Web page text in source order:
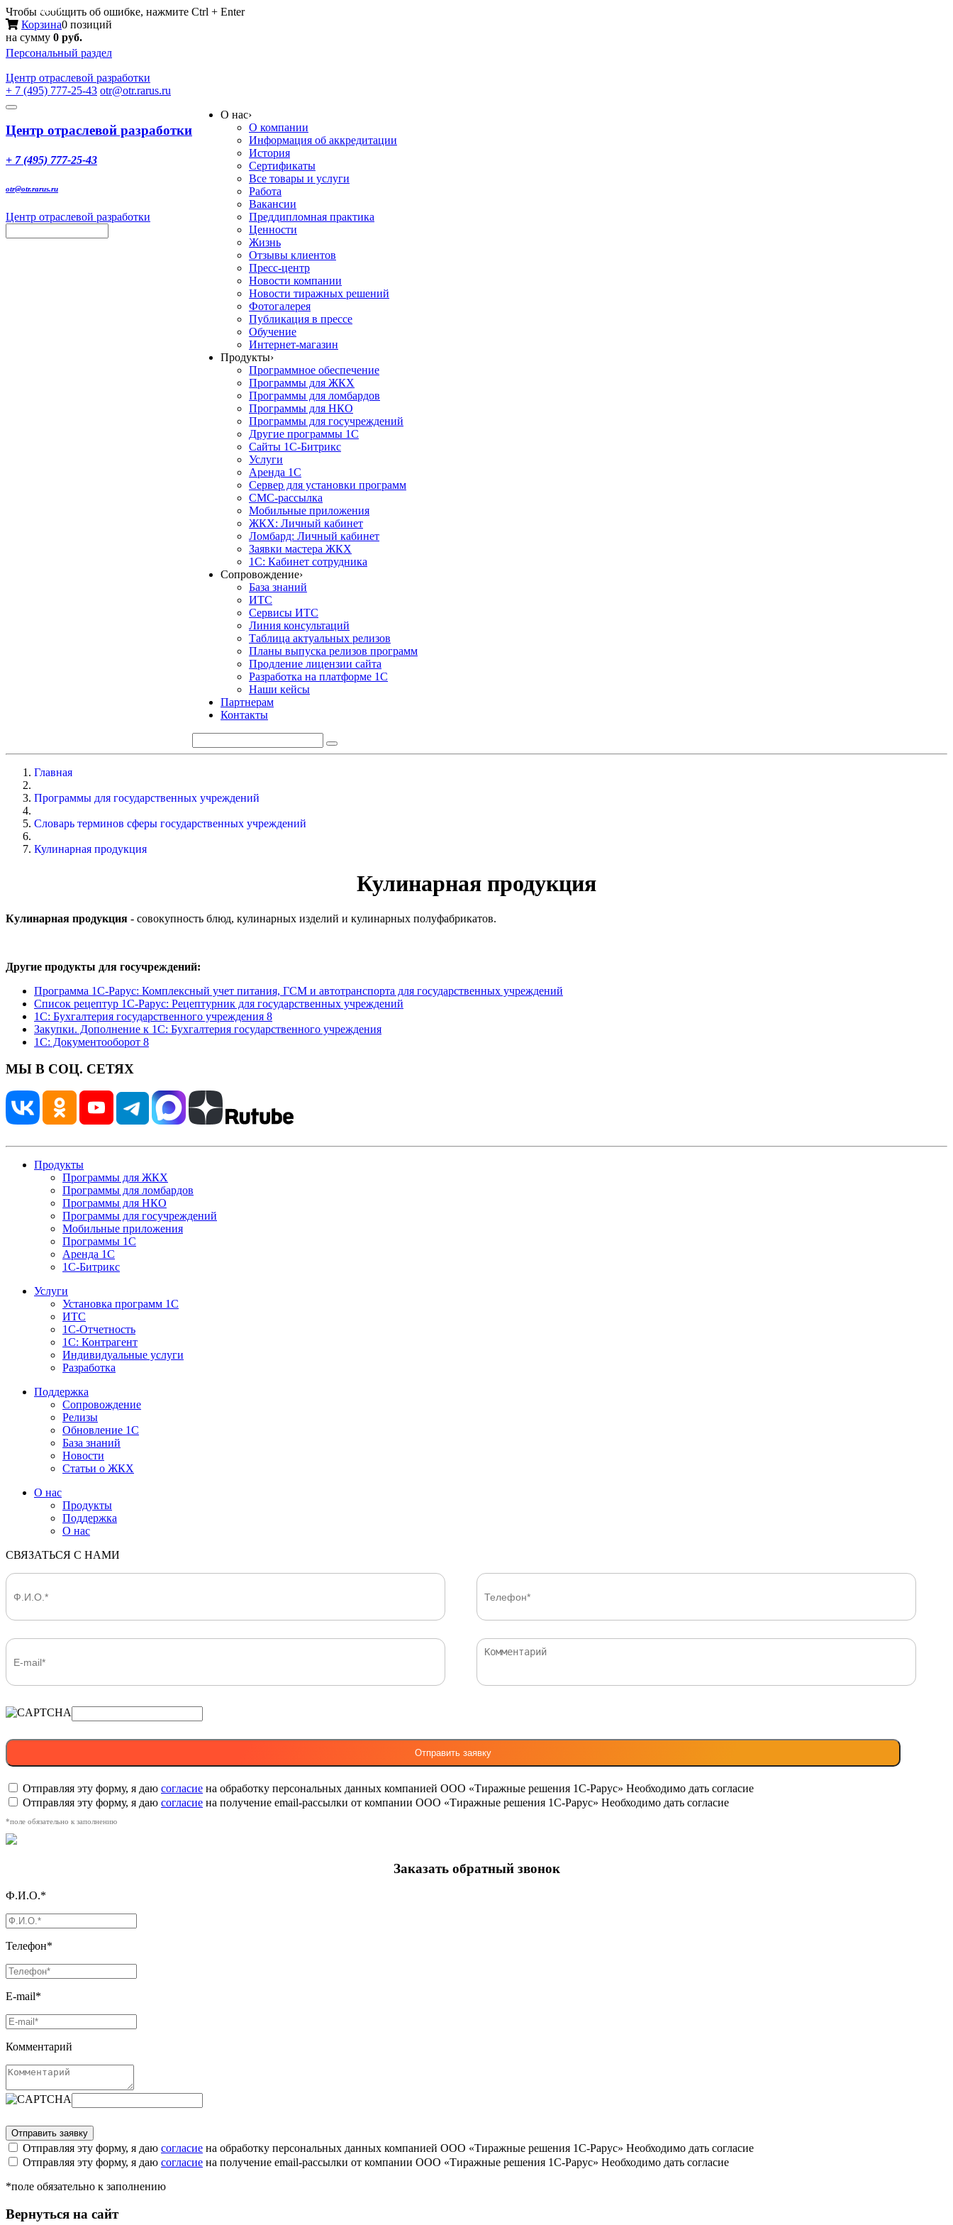
Чтобы сообщить об ошибке, нажмите Ctrl + Enter
Корзина0 позиций
на сумму 0 руб.
Персональный раздел
Центр отраслевой разработки
+ 7 (495) 777-25-43 otr@otr.rarus.ru
Toggle
Меню
Центр отраслевой разработки
+ 7 (495) 777-25-43
otr@otr.rarus.ru
Центр отраслевой разработки
О нас›
О компании
Информация об аккредитации
История
Сертификаты
Все товары и услуги
Работа
Вакансии
Преддипломная практика
Ценности
Жизнь
Отзывы клиентов
Пресс-центр
Новости компании
Новости тиражных решений
Фотогалерея
Публикация в прессе
Обучение
Интернет-магазин
Продукты›
Программное обеспечение
Программы для ЖКХ
Программы для ломбардов
Программы для НКО
Программы для госучреждений
Другие программы 1С
Сайты 1С-Битрикс
Услуги
Аренда 1С
Сервер для установки программ
СМС-рассылка
Мобильные приложения
ЖКХ: Личный кабинет
Ломбард: Личный кабинет
Заявки мастера ЖКХ
1С: Кабинет сотрудника
Сопровождение›
База знаний
ИТС
Сервисы ИТС
Линия консультаций
Таблица актуальных релизов
Планы выпуска релизов программ
Продление лицензии сайта
Разработка на платформе 1С
Наши кейсы
Партнерам
Контакты
Главная
Программы для государственных учреждений
Словарь терминов сферы государственных учреждений
Кулинарная продукция
Кулинарная продукция
Кулинарная продукция - совокупность блюд, кулинарных изделий и кулинарных полуфабрикатов.
Другие продукты для госучреждений:
Программа 1С-Рарус: Комплексный учет питания, ГСМ и автотранспорта для государственных учреждений
Список рецептур 1С-Рарус: Рецептурник для государственных учреждений
1С: Бухгалтерия государственного учреждения 8
Закупки. Дополнение к 1С: Бухгалтерия государственного учреждения
1С: Документооборот 8
МЫ В СОЦ. СЕТЯХ
Продукты
Программы для ЖКХ
Программы для ломбардов
Программы для НКО
Программы для госучреждений
Мобильные приложения
Программы 1С
Аренда 1С
1С-Битрикс
Услуги
Установка программ 1С
ИТС
1С-Отчетность
1С: Контрагент
Индивидуальные услуги
Разработка
Поддержка
Сопровождение
Релизы
Обновление 1С
База знаний
Новости
Статьи о ЖКХ
О нас
Продукты
Поддержка
О нас
СВЯЗАТЬСЯ С НАМИ
Отправляя эту форму, я даю согласие на обработку персональных данных компанией ООО «Тиражные решения 1С-Рарус» Необходимо дать согласие
Отправляя эту форму, я даю согласие на получение email-рассылки от компании ООО «Тиражные решения 1С-Рарус» Необходимо дать согласие
*поле обязательно к заполнению
Заказать обратный звонок
Ф.И.О.*
Телефон*
E-mail*
Комментарий
Отправляя эту форму, я даю согласие на обработку персональных данных компанией ООО «Тиражные решения 1С-Рарус» Необходимо дать согласие
Отправляя эту форму, я даю согласие на получение email-рассылки от компании ООО «Тиражные решения 1С-Рарус» Необходимо дать согласие
*поле обязательно к заполнению
Вернуться на сайт